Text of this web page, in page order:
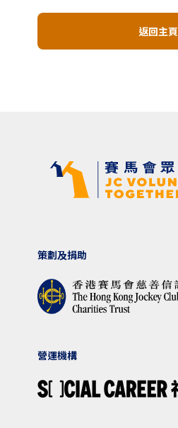
返回主頁
策劃及捐助
營運機構